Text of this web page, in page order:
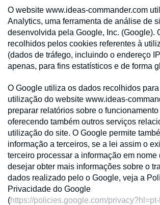
O website www.ideas-commander.com
Analytics, uma ferramenta de análise de
desenvolvida pela Google, Inc. (Google).
recolhidos pelos cookies referentes à
(dados de tráfego, incluindo o endereço
apenas, para fins estatísticos e de forma
O Google utiliza os dados recolhidos
utilização do website www.ideas-
preparar relatórios sobre o
oferecendo também outros serviços
utilização do site. O Google permite
informação a terceiros, se a lei assim o
terceiro processar a informação em nome
desejar obter mais informações sobre o
dados realizado pelo o Google, veja a
Privacidade do Google
(https://policies.google.com/